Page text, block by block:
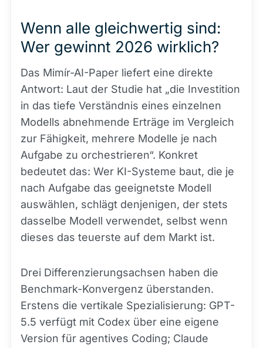
Wenn alle gleichwertig sind:
Wer gewinnt 2026 wirklich?
Das Mimír-AI-Paper liefert eine direkte
Antwort: Laut der Studie hat „die Investition
in das tiefe Verständnis eines einzelnen
Modells abnehmende Erträge im Vergleich
zur Fähigkeit, mehrere Modelle je nach
Aufgabe zu orchestrieren“. Konkret
bedeutet das: Wer KI-Systeme baut, die je
nach Aufgabe das geeignetste Modell
auswählen, schlägt denjenigen, der stets
dasselbe Modell verwendet, selbst wenn
dieses das teuerste auf dem Markt ist.
Drei Differenzierungsachsen haben die
Benchmark-Konvergenz überstanden.
Erstens die vertikale Spezialisierung: GPT-
5.5 verfügt mit Codex über eine eigene
Version für agentives Coding; Claude